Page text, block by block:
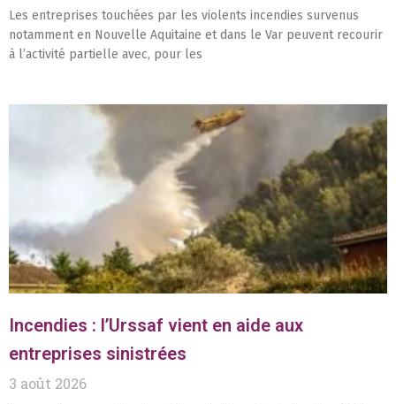
Les entreprises touchées par les violents incendies survenus
notamment en Nouvelle Aquitaine et dans le Var peuvent recourir
à l’activité partielle avec, pour les
Incendies : l’Urssaf vient en aide aux
entreprises sinistrées
3 août 2026